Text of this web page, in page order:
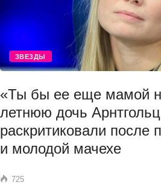
ЗВЕЗДЫ
«Ты бы ее еще мамой
летнюю дочь Арнтгольц
раскритиковали после
и молодой мачехе
725